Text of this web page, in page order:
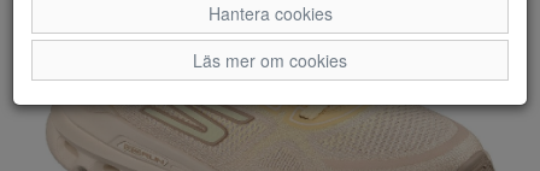
Hantera cookies
Läs mer om cookies